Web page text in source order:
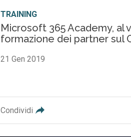
TRAINING
Microsoft 365 Academy, al
formazione dei partner sul
21 Gen 2019
Condividi